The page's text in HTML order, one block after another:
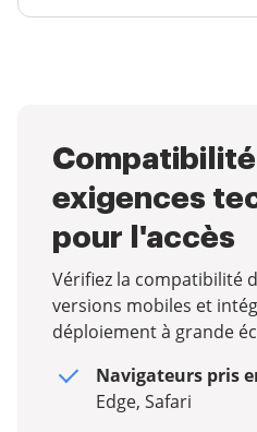
exigences
pour l'accès
Vérifiez la compatibilité
versions mobiles et
déploiement à grande
Navigateurs pris
Edge, Safari